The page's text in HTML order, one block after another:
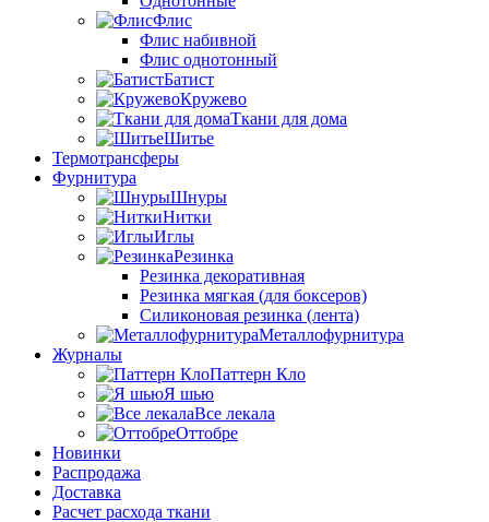
Флис
Флис набивной
Флис однотонный
Батист
Кружево
Ткани для дома
Шитье
Термотрансферы
Фурнитура
Шнуры
Нитки
Иглы
Резинка
Резинка декоративная
Резинка мягкая (для боксеров)
Силиконовая резинка (лента)
Металлофурнитура
Журналы
Паттерн Кло
Я шью
Все лекала
Оттобре
Новинки
Распродажа
Доставка
Расчет расхода ткани